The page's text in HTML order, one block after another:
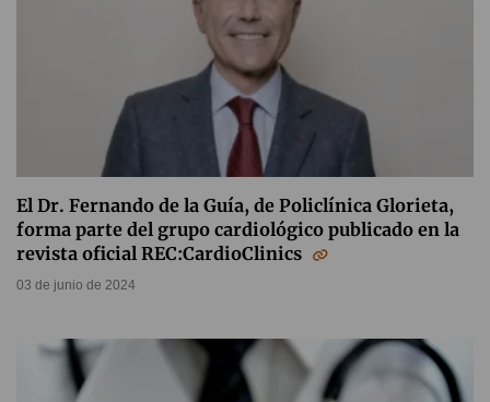
El Dr. Fernando de la Guía, de Policlínica Glorieta,
forma parte del grupo cardiológico publicado en la
revista oficial REC:CardioClinics
03 de junio de 2024